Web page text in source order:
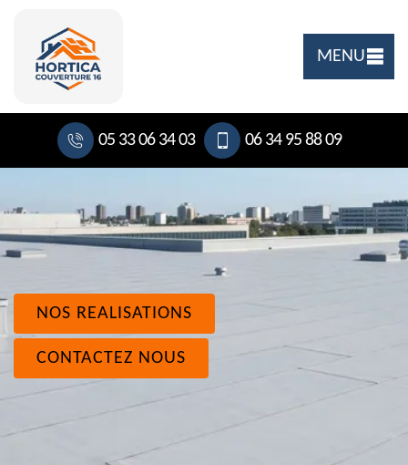
MENU
05 33 06 34 03 06 34 95 88 09
NOS REALISATIONS
CONTACTEZ NOUS